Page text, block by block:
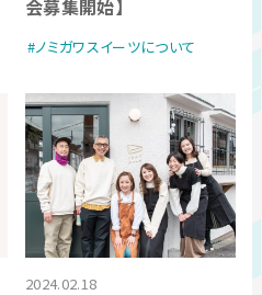
会募集開始】
ノミガワスイーツについて
2024.02.18